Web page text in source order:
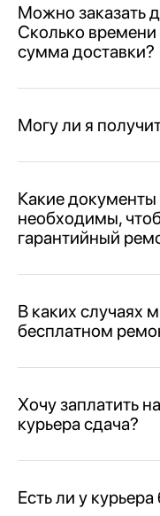
Можно заказать
Сколько времени
сумма доставки?
Могу ли я
Какие
необходимы,
гарантийный
В каких случаях
бесплатном
Хочу заплатить
курьера сдача?
Есть ли у